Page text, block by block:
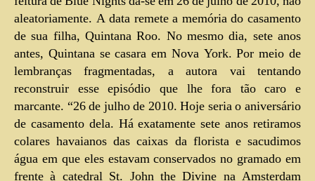
aleatoriamente. A data remete a memória do casamento
de sua filha, Quintana Roo. No mesmo dia, sete anos
antes, Quintana se casara em Nova York. Por meio de
lembranças fragmentadas, a autora vai tentando
reconstruir esse episódio que lhe fora tão caro e
marcante. “26 de julho de 2010. Hoje seria o aniversário
de casamento dela. Há exatamente sete anos retiramos
colares havaianos das caixas da florista e sacudimos
água em que eles estavam conservados no gramado em
frente à catedral St. John the Divine na Amsterdam